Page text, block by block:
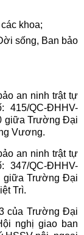
khoa;
Ban bảo
an ninh trật tự
QC-ĐHHV-
giữa Trường Đại
Vương.
an ninh trật tự
QC-ĐHHV-
giữa Trường Đại
Trì.
Trường Đại
nghị giao ban